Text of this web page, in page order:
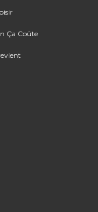
Ça Coûte